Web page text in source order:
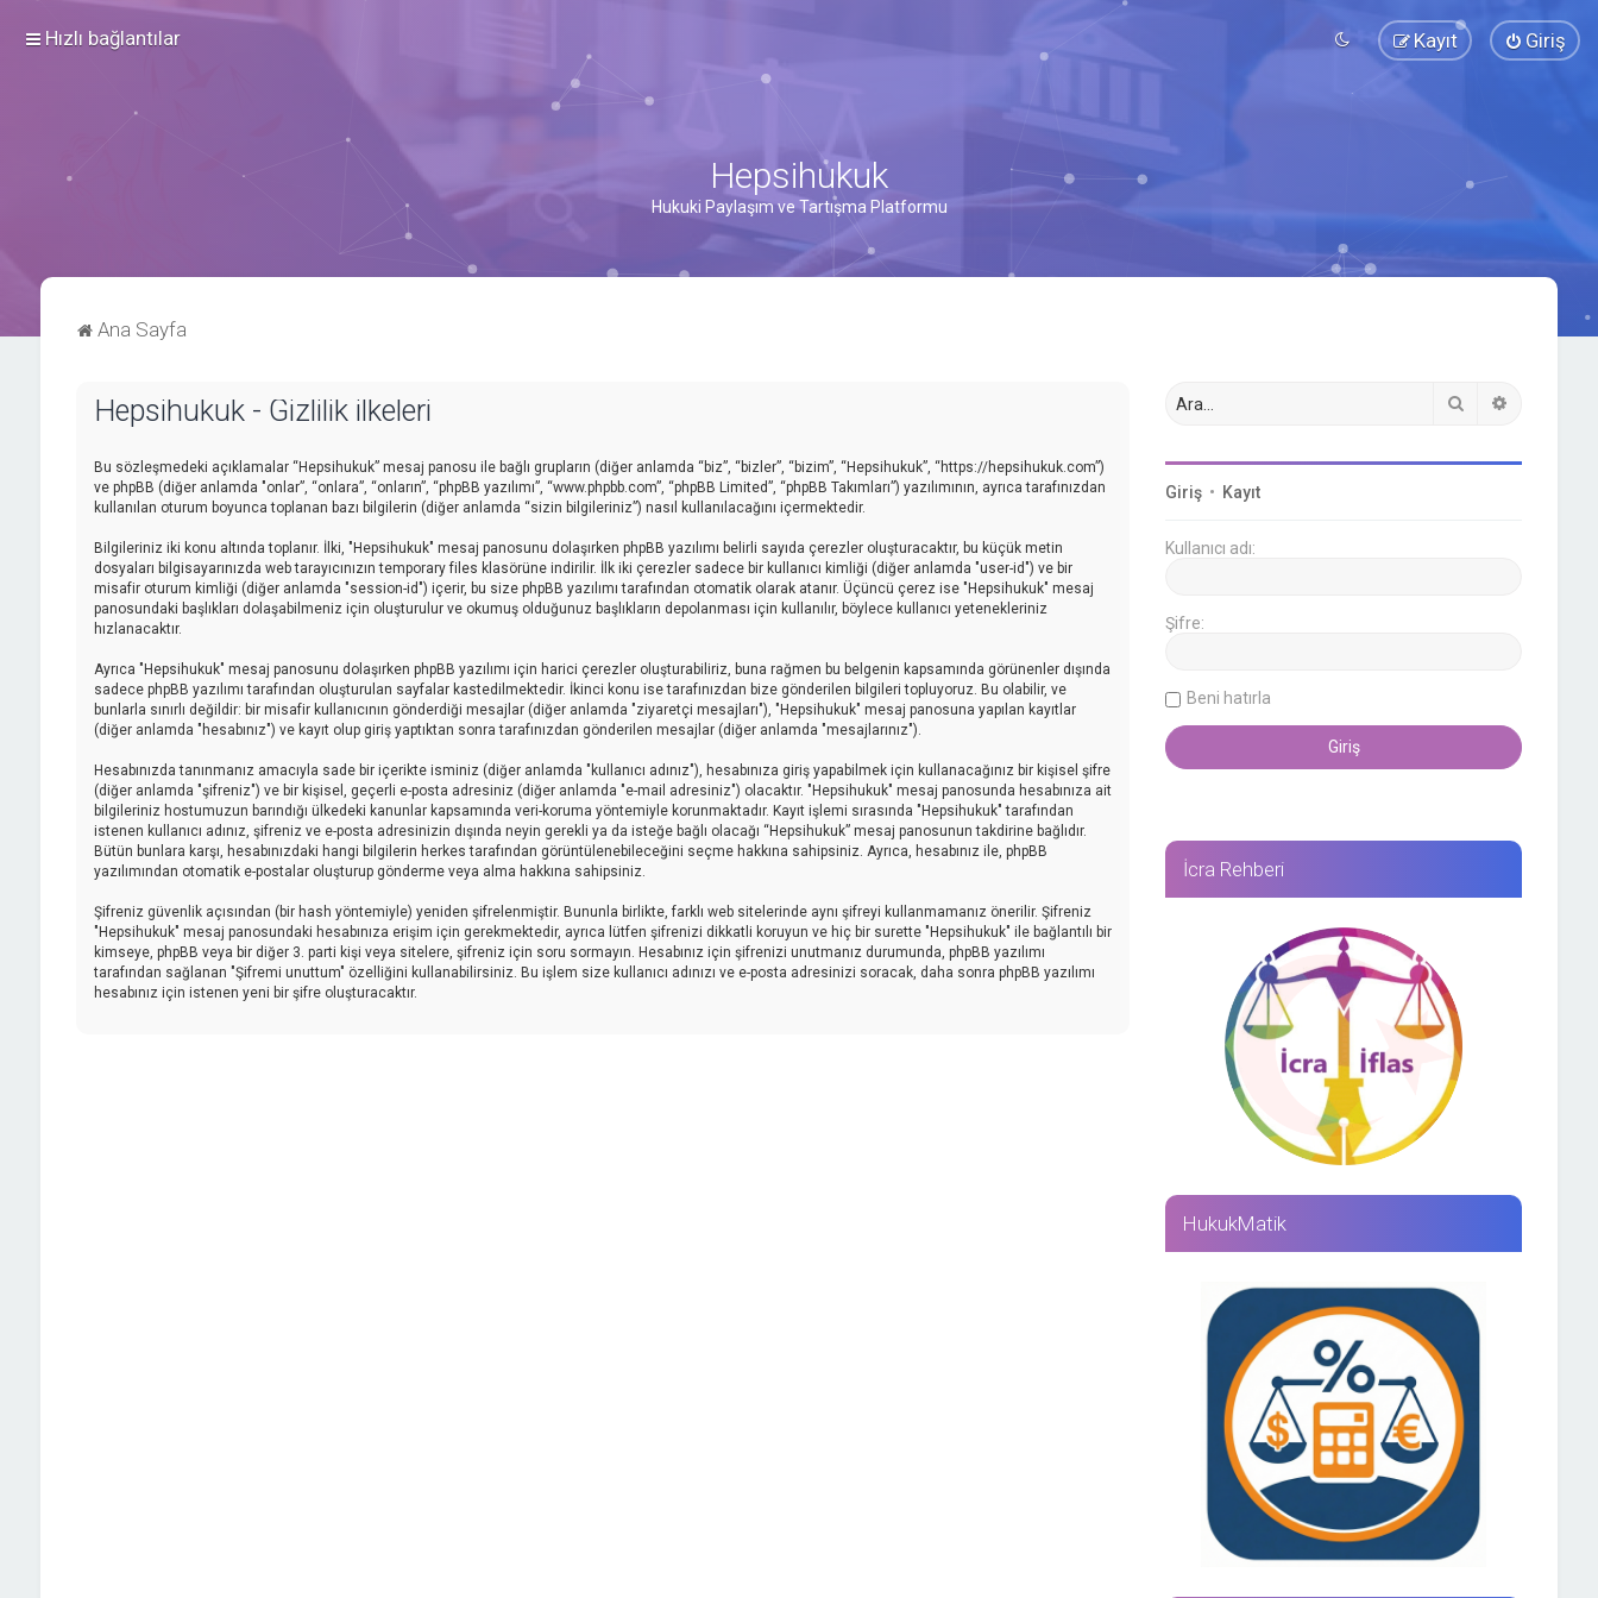
Hızlı bağlantılar Giriş
Kayıt
Hepsihukuk
Hukuki Paylaşım ve Tartışma Platformu
Ana Sayfa
Hepsihukuk - Gizlilik ilkeleri
Bu sözleşmedeki açıklamalar “Hepsihukuk” mesaj panosu ile bağlı grupların (diğer anlamda “biz”, “bizler”, “bizim”, “Hepsihukuk”, “https://hepsihukuk.com”)
ve phpBB (diğer anlamda "onlar”, “onlara”, “onların”, “phpBB yazılımı”, “www.phpbb.com”, “phpBB Limited”, “phpBB Takımları”) yazılımının, ayrıca tarafınızdan
kullanılan oturum boyunca toplanan bazı bilgilerin (diğer anlamda “sizin bilgileriniz”) nasıl kullanılacağını içermektedir.
Bilgileriniz iki konu altında toplanır. İlki, "Hepsihukuk" mesaj panosunu dolaşırken phpBB yazılımı belirli sayıda çerezler oluşturacaktır, bu küçük metin
dosyaları bilgisayarınızda web tarayıcınızın temporary files klasörüne indirilir. İlk iki çerezler sadece bir kullanıcı kimliği (diğer anlamda "user-id") ve bir
misafir oturum kimliği (diğer anlamda "session-id") içerir, bu size phpBB yazılımı tarafından otomatik olarak atanır. Üçüncü çerez ise "Hepsihukuk" mesaj
panosundaki başlıkları dolaşabilmeniz için oluşturulur ve okumuş olduğunuz başlıkların depolanması için kullanılır, böylece kullanıcı yetenekleriniz
hızlanacaktır.
Ayrıca "Hepsihukuk" mesaj panosunu dolaşırken phpBB yazılımı için harici çerezler oluşturabiliriz, buna rağmen bu belgenin kapsamında görünenler dışında
sadece phpBB yazılımı tarafından oluşturulan sayfalar kastedilmektedir. İkinci konu ise tarafınızdan bize gönderilen bilgileri topluyoruz. Bu olabilir, ve
bunlarla sınırlı değildir: bir misafir kullanıcının gönderdiği mesajlar (diğer anlamda "ziyaretçi mesajları"), "Hepsihukuk" mesaj panosuna yapılan kayıtlar
(diğer anlamda "hesabınız") ve kayıt olup giriş yaptıktan sonra tarafınızdan gönderilen mesajlar (diğer anlamda "mesajlarınız").
Hesabınızda tanınmanız amacıyla sade bir içerikte isminiz (diğer anlamda "kullanıcı adınız"), hesabınıza giriş yapabilmek için kullanacağınız bir kişisel şifre
(diğer anlamda "şifreniz") ve bir kişisel, geçerli e-posta adresiniz (diğer anlamda "e-mail adresiniz") olacaktır. "Hepsihukuk" mesaj panosunda hesabınıza ait
bilgileriniz hostumuzun barındığı ülkedeki kanunlar kapsamında veri-koruma yöntemiyle korunmaktadır. Kayıt işlemi sırasında "Hepsihukuk" tarafından
istenen kullanıcı adınız, şifreniz ve e-posta adresinizin dışında neyin gerekli ya da isteğe bağlı olacağı “Hepsihukuk” mesaj panosunun takdirine bağlıdır.
Bütün bunlara karşı, hesabınızdaki hangi bilgilerin herkes tarafından görüntülenebileceğini seçme hakkına sahipsiniz. Ayrıca, hesabınız ile, phpBB
yazılımından otomatik e-postalar oluşturup gönderme veya alma hakkına sahipsiniz.
Şifreniz güvenlik açısından (bir hash yöntemiyle) yeniden şifrelenmiştir. Bununla birlikte, farklı web sitelerinde aynı şifreyi kullanmamanız önerilir. Şifreniz
"Hepsihukuk" mesaj panosundaki hesabınıza erişim için gerekmektedir, ayrıca lütfen şifrenizi dikkatli koruyun ve hiç bir surette "Hepsihukuk" ile bağlantılı bir
kimseye, phpBB veya bir diğer 3. parti kişi veya sitelere, şifreniz için soru sormayın. Hesabınız için şifrenizi unutmanız durumunda, phpBB yazılımı
tarafından sağlanan "Şifremi unuttum" özelliğini kullanabilirsiniz. Bu işlem size kullanıcı adınızı ve e-posta adresinizi soracak, daha sonra phpBB yazılımı
hesabınız için istenen yeni bir şifre oluşturacaktır.
Ara
Giriş • Kayıt
Kullanıcı adı:
Şifre:
Beni hatırla
İcra Rehberi
HukukMatik